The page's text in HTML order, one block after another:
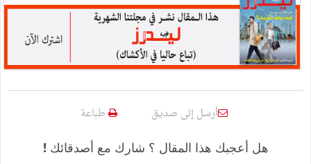
أرسل إلى صديق طباعة
هل أعجبك هذا المقال ؟ شارك مع أصدقائك !